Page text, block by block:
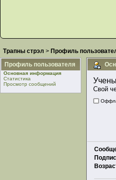
Трапны стрэл > Профиль
Профиль пользователя
Основная информация
Статистика
Просмотр сообщений
Свой